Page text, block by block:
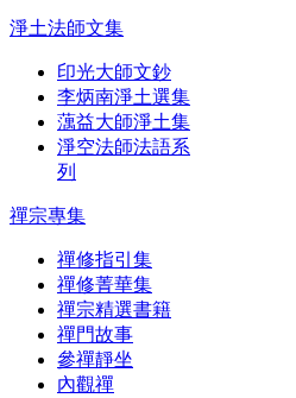
淨土法師文集
印光大師文鈔
李炳南淨土選集
蕅益大師淨土集
淨空法師法語系
列
禪宗專集
禪修指引集
禪修菁華集
禪宗精選書籍
禪門故事
參禪靜坐
內觀禪